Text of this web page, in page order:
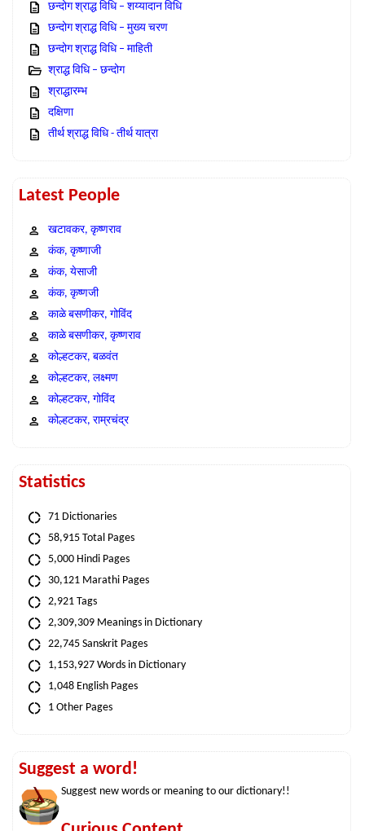
छन्दोग श्राद्ध विधि – शय्यादान विधि
छन्दोग श्राद्ध विधि – मुख्य चरण
छन्दोग श्राद्ध विधि – माहिती
श्राद्ध विधि – छन्दोग
श्राद्धारम्भ
दक्षिणा
तीर्थ श्राद्ध विधि - तीर्थ यात्रा
Latest People
खटावकर, कृष्णराव
कंक, कृष्णाजी
कंक, येसाजी
कंक, कृष्णजी
काळे बसणीकर, गोविंद
काळे बसणीकर, कृष्णराव
कोल्हटकर, बळवंत
कोल्हटकर, लक्ष्मण
कोल्हटकर, गोविंद
कोल्हटकर, राम्रचंद्र
Statistics
71 Dictionaries
58,915 Total Pages
5,000 Hindi Pages
30,121 Marathi Pages
2,921 Tags
2,309,309 Meanings in Dictionary
22,745 Sanskrit Pages
1,153,927 Words in Dictionary
1,048 English Pages
1 Other Pages
Suggest a word!
Suggest new words or meaning to our dictionary!!